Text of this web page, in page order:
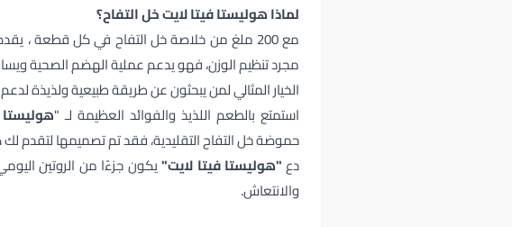
لماذا هوليستا فيتا لايت خل التفاح؟
مع 200 ملغ من خلاصة خل التفاح في كل قطعة ، يقدم لك "
مجرد تنظيم الوزن، فهو يدعم عملية الهضم الصحية
الخيار المثالي لمن يبحثون عن طريقة طبيعية ولذيذة
استمتع بالطعم اللذيذ والفوائد العظيمة لـ "
حموضة خل التفاح التقليدية، فقد تم تصميمها لتقدم
دع"هوليستا فيتا لايت"يكون جزءًا من الروتين
والانتعاش.